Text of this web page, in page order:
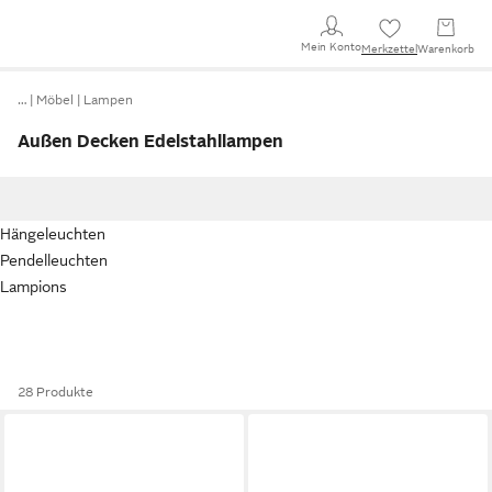
Mein KontoMerkzettel Warenkorb
… Möbel Lampen
Außen Decken Edelstahllampen
Hängeleuchten
Pendelleuchten
Lampions
28 Produkte